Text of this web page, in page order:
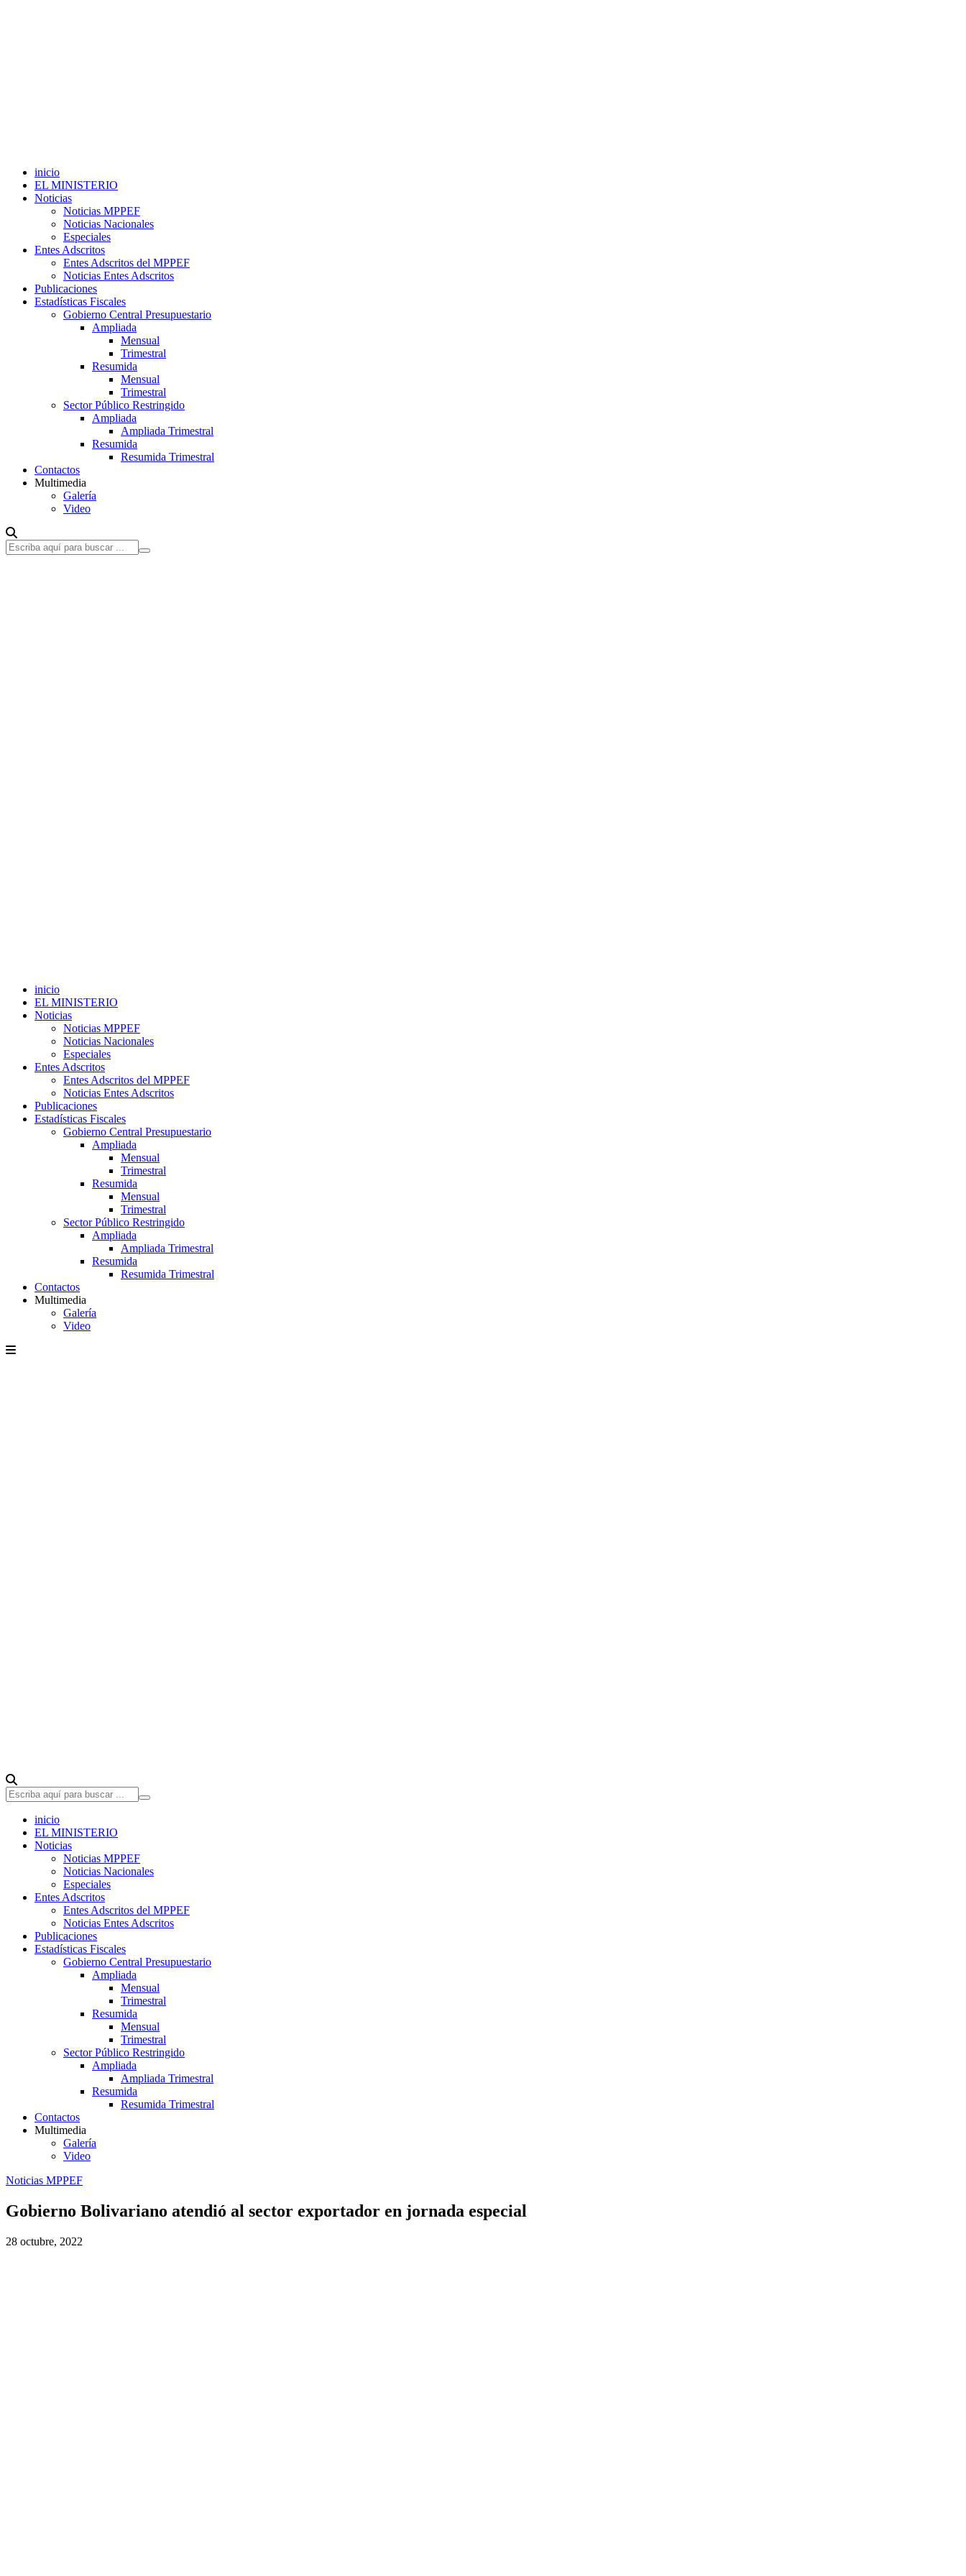
inicio
EL MINISTERIO
Noticias
Noticias MPPEF
Noticias Nacionales
Especiales
Entes Adscritos
Entes Adscritos del MPPEF
Noticias Entes Adscritos
Publicaciones
Estadísticas Fiscales
Gobierno Central Presupuestario
Ampliada
Mensual
Trimestral
Resumida
Mensual
Trimestral
Sector Público Restringido
Ampliada
Ampliada Trimestral
Resumida
Resumida Trimestral
Contactos
Multimedia
Galería
Video
inicio
EL MINISTERIO
Noticias
Noticias MPPEF
Noticias Nacionales
Especiales
Entes Adscritos
Entes Adscritos del MPPEF
Noticias Entes Adscritos
Publicaciones
Estadísticas Fiscales
Gobierno Central Presupuestario
Ampliada
Mensual
Trimestral
Resumida
Mensual
Trimestral
Sector Público Restringido
Ampliada
Ampliada Trimestral
Resumida
Resumida Trimestral
Contactos
Multimedia
Galería
Video
inicio
EL MINISTERIO
Noticias
Noticias MPPEF
Noticias Nacionales
Especiales
Entes Adscritos
Entes Adscritos del MPPEF
Noticias Entes Adscritos
Publicaciones
Estadísticas Fiscales
Gobierno Central Presupuestario
Ampliada
Mensual
Trimestral
Resumida
Mensual
Trimestral
Sector Público Restringido
Ampliada
Ampliada Trimestral
Resumida
Resumida Trimestral
Contactos
Multimedia
Galería
Video
Noticias MPPEF
Gobierno Bolivariano atendió al sector exportador en jornada especial
28 octubre, 2022